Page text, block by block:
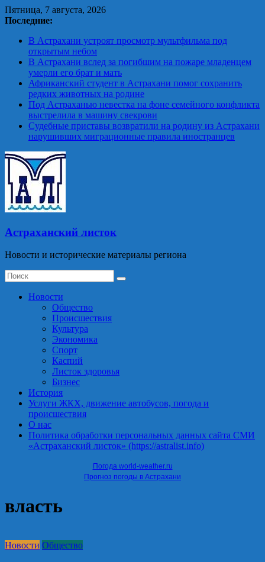
Skip
to
Пятница, 7 августа, 2026
Последние:
В Астрахани устроят просмотр мультфильма под
открытым небом
В Астрахани вслед за погибшим на пожаре младенцем
умерли его брат и мать
Африканский студент в Астрахани помог сохранить
редких животных на родине
Под Астраханью невестка на фоне семейного конфликта
выстрелила в машину свекрови
Судебные приставы возвратили на родину из Астрахани
нарушивших миграционные правила иностранцев
Астраханский листок
Новости и исторические материалы региона
Новости
Общество
Происшествия
Культура
Экономика
Спорт
Каспий
Листок здоровья
Бизнес
История
Услуги ЖКХ, движение автобусов, погода и
происшествия
О нас
Политика обработки персональных данных сайта СМИ
«Астраханский листок» (https://astralist.info)
Погода world-weather.ru
Прогноз погоды в Астрахани
власть
Новости Общество